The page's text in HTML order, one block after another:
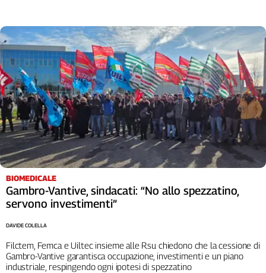
BIOMEDICALE
Gambro-Vantive, sindacati: “No allo spezzatino,
servono investimenti”
Filctem, Femca e Uiltec insieme alle Rsu chiedono che la cessione di
Gambro-Vantive garantisca occupazione, investimenti e un piano
industriale, respingendo ogni ipotesi di spezzatino
DAVIDE COLELLA